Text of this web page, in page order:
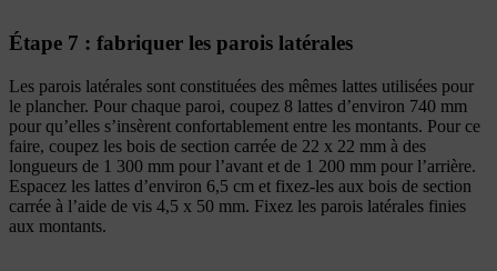
Étape 7 : fabriquer les parois latérales
Les parois latérales sont constituées des mêmes lattes utilisées pour
le plancher. Pour chaque paroi, coupez 8 lattes d’environ 740 mm
pour qu’elles s’insèrent confortablement entre les montants. Pour ce
faire, coupez les bois de section carrée de 22 x 22 mm à des
longueurs de 1 300 mm pour l’avant et de 1 200 mm pour l’arrière.
Espacez les lattes d’environ 6,5 cm et fixez-les aux bois de section
carrée à l’aide de vis 4,5 x 50 mm. Fixez les parois latérales finies
aux montants.